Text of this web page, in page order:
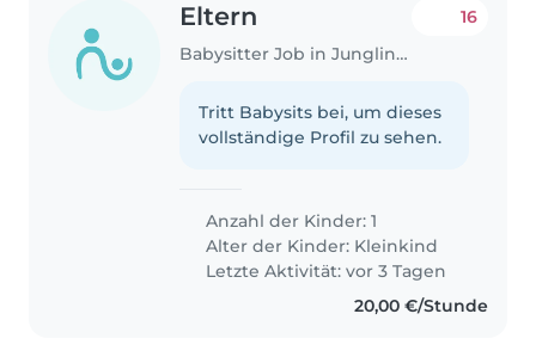
Eltern
Babysitter Job in Junglinster
16
Tritt Babysits bei, um dieses
vollständige Profil zu sehen.
Anzahl der Kinder: 1
Alter der Kinder: Kleinkind
Letzte Aktivität: vor 3 Tagen
20,00 €/Stunde